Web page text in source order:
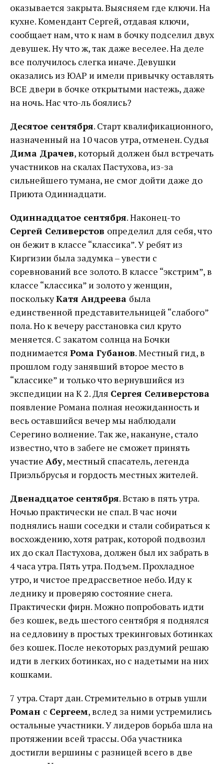
оказывается закрыта. Выясняем где ключи. На
кухне. Комендант Сергей, отдавая ключи,
сообщает нам, что к нам в бочку подселил двух
девушек. Ну что ж, так даже веселее. На деле
все получилось слегка иначе. Девушки
оказались из ЮАР и имели привычку оставлять
ВСЕ двери в бочке открытыми настежь, даже
на ночь. Нас что-ль боялись?
Десятое сентября. Старт квалификационного,
назначенный на 10 часов утра, отменен. Судья
Дима Драчев, который должен был встречать
участников на скалах Пастухова, из-за
сильнейшего тумана, не смог дойти даже до
Приюта Одиннадцати.
Одиннадцатое сентября. Наконец-то
Сергей Селиверстов определил для себя, что
он бежит в классе “классика”. У ребят из
Киргизии была задумка – увести с
соревнований все золото. В классе “экстрим”, в
классе “классика” и золото у женщин,
посколькуКатя Андреева была
единственной представительницей “слабого”
пола. Но к вечеру расстановка сил круто
меняется. С закатом солнца на Бочки
поднимается Рома Губанов. Местный гид, в
прошлом году занявший второе место в
“классике” и только что вернувшийся из
экспедиции на K 2. Для Сергея Селиверстова
появление Романа полная неожиданность и
весь оставшийся вечер мы наблюдали
Серегино волнение. Так же, накануне, стало
известно, что в забеге не сможет принять
участие Абу, местный спасатель, легенда
Приэльбрусья и гордость местных жителей.
Двенадцатое сентября. Встаю в пять утра.
Ночью практически не спал. В час ночи
поднялись наши соседки и стали собираться к
восхождению, хотя ратрак, которой подвозил
их до скал Пастухова, должен был их забрать в
4 часа утра. Пять утра. Подъем. Прохладное
утро, и чистое предрассветное небо. Иду к
леднику и проверяю состояние снега.
Практически фирн. Можно попробовать идти
без кошек, ведь шестого сентября я поднялся
на седловину в простых трекинговых ботинках
без кошек. После некоторых раздумий решаю
идти в легких ботинках, но с надетыми на них
кошками.
7 утра. Старт дан. Стремительно в отрыв ушли
Роман с Сергеем, вслед за ними устремились
остальные участники. У лидеров борьба шла на
протяжении всей трассы. Оба участника
достигли вершины с разницей всего в две